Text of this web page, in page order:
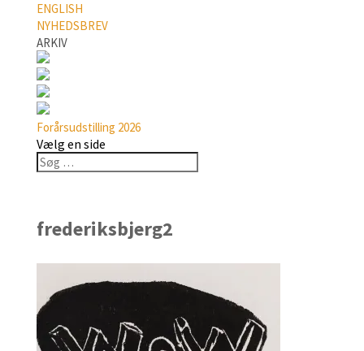
ENGLISH
NYHEDSBREV
ARKIV
Forårsudstilling 2026
Vælg en side
frederiksbjerg2